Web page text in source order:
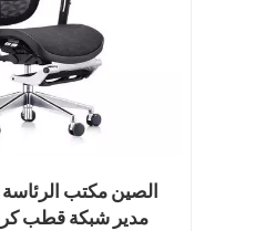
الصين مكتب
مدير شبكة قطب